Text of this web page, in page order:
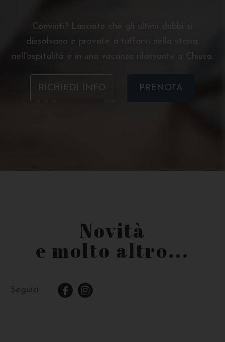
Convinti? Lasciate che gli ultimi dubbi si
dissolvano e provate a tuffarvi nella storia,
nell'ospitalità e in una vacanza rilassante a Chiusa.
RICHIEDI INFO PRENOTA
Novità
e molto altro...
Seguici: